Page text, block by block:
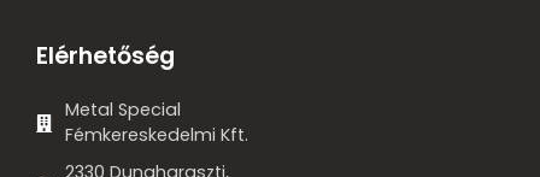
Elérhetőség
Metal Special
Fémkereskedelmi Kft.